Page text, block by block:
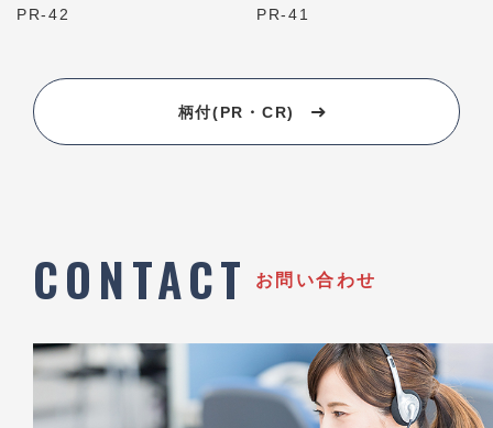
PR-42 PR-41
柄付(PR・CR)
CONTACT お問い合わせ